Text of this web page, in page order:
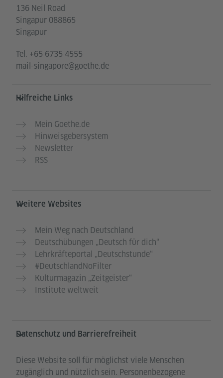
136 Neil Road
Singapur 088865
Singapur
Tel. +65 6735 4555
mail-singapore@goethe.de
Hilfreiche Links
Mein Goethe.de
Hinweisgebersystem
Newsletter
RSS
Weitere Websites
Mein Weg nach Deutschland
Deutschübungen „Deutsch für dich“
Lehrkräfteportal „Deutschstunde“
#DeutschlandNoFilter
Kulturmagazin „Zeitgeister“
Institute weltweit
Datenschutz und Barrierefreiheit
Diese Website soll für möglichst viele Menschen
zugänglich und nützlich sein. Personenbezogene